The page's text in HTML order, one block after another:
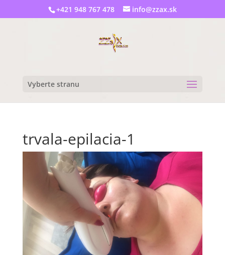
+421 948 767 478 info@zzax.sk
Vyberte stranu
trvala-epilacia-1